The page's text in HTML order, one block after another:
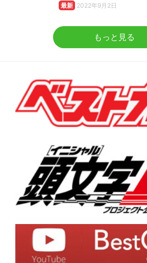
最新 2022年9月2日
もっと見る